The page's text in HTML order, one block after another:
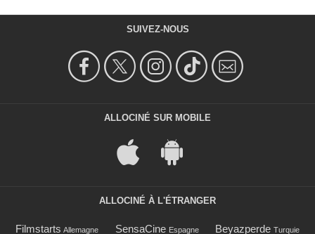
SUIVEZ-NOUS
ALLOCINÉ SUR MOBILE
ALLOCINÉ À L'ÉTRANGER
Filmstarts Allemagne SensaCine Espagne Beyazperde Turquie